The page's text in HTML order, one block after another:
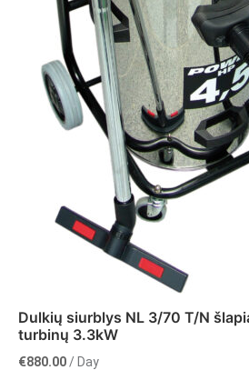
Dulkių siurblys NL 3/70 T/N
turbinų 3.3kW
€880.00 / Day